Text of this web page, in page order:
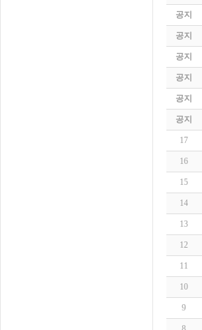
공지
공지
공지
공지
공지
공지
17
16
15
14
13
12
11
10
9